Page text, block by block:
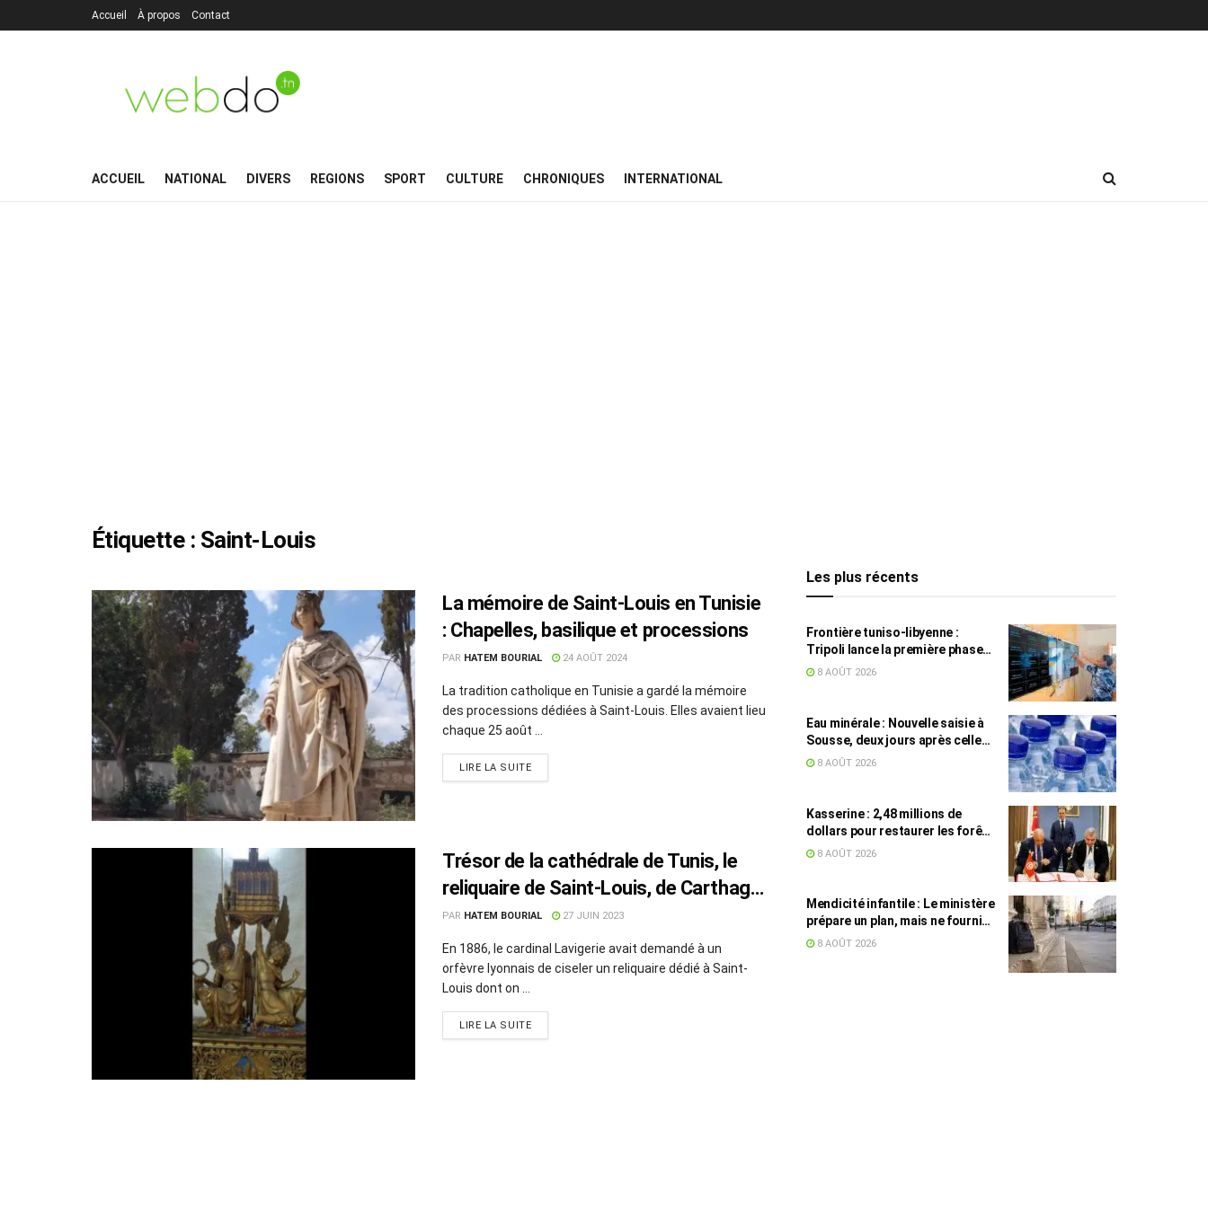
Accueil À propos Contact
ACCUEIL NATIONAL DIVERS REGIONS SPORT CULTURE CHRONIQUES INTERNATIONAL
Étiquette : Saint-Louis
La mémoire de Saint-Louis en Tunisie
: Chapelles, basilique et processions
PAR HATEM BOURIAL 24 AOÛT 2024
La tradition catholique en Tunisie a gardé la mémoire
des processions dédiées à Saint-Louis. Elles avaient lieu
chaque 25 août ...
LIRE LA SUITE
Trésor de la cathédrale de Tunis, le
reliquaire de Saint-Louis, de Carthage
et Versailles
PAR HATEM BOURIAL 27 JUIN 2023
En 1886, le cardinal Lavigerie avait demandé à un
orfèvre lyonnais de ciseler un reliquaire dédié à Saint-
Louis dont on ...
LIRE LA SUITE
Les plus récents
Frontière tuniso-libyenne :
Tripoli lance la première phase
d’un système de surveillance sur
8 AOÛT 2026
Eau minérale : Nouvelle saisie à
Sousse, deux jours après celle
des grossistes
8 AOÛT 2026
Kasserine : 2,48 millions de
dollars pour restaurer les forêts
de pin d’Alep
8 AOÛT 2026
Mendicité infantile : Le ministère
prépare un plan, mais ne fournit
toujours aucun chiffre
8 AOÛT 2026